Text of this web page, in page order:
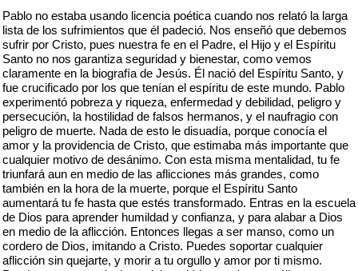
Pablo no estaba usando licencia poética cuando nos relató la larga
lista de los sufrimientos que él padeció. Nos enseñó que debemos
sufrir por Cristo, pues nuestra fe en el Padre, el Hijo y el Espíritu
Santo no nos garantiza seguridad y bienestar, como vemos
claramente en la biografía de Jesús. Él nació del Espíritu Santo, y
fue crucificado por los que tenían el espíritu de este mundo. Pablo
experimentó pobreza y riqueza, enfermedad y debilidad, peligro y
persecución, la hostilidad de falsos hermanos, y el naufragio con
peligro de muerte. Nada de esto le disuadía, porque conocía el
amor y la providencia de Cristo, que estimaba más importante que
cualquier motivo de desánimo. Con esta misma mentalidad, tu fe
triunfará aun en medio de las aflicciones más grandes, como
también en la hora de la muerte, porque el Espíritu Santo
aumentará tu fe hasta que estés transformado. Entras en la escuela
de Dios para aprender humildad y confianza, y para alabar a Dios
en medio de la aflicción. Entonces llegas a ser manso, como un
cordero de Dios, imitando a Cristo. Puedes soportar cualquier
aflicción sin quejarte, y morir a tu orgullo y amor por ti mismo.